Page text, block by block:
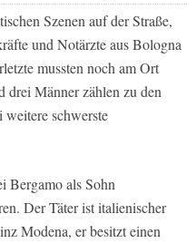
Szenen auf der Straße,
und Notärzte aus Bologna
mussten noch am Ort
drei Männer zählen zu den
weitere schwerste
Bergamo als Sohn
Der Täter ist italienischer
Modena, er besitzt einen